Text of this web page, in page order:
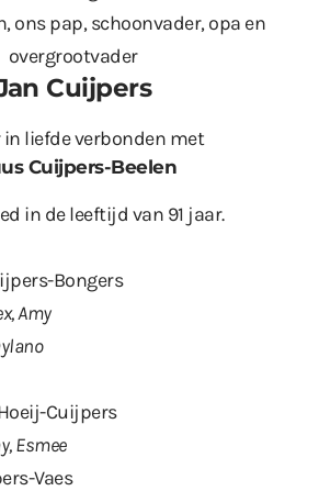
ons pap, schoonvader, opa en
overgrootvader
Cuijpers
in liefde verbonden met
Cuijpers-Beelen
in de leeftijd van 91 jaar.
Bongers
Amy
Cuijpers
Esmee
Vaes